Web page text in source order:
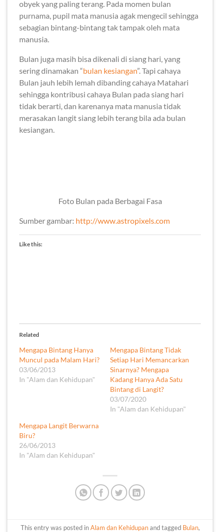
obyek yang paling terang. Pada momen bulan
purnama, pupil mata manusia agak mengecil sehingga
sebagian bintang-bintang tak tampak oleh mata
manusia.
Bulan juga masih bisa dikenali di siang hari, yang
sering dinamakan “bulan kesiangan”. Tapi cahaya
Bulan jauh lebih lemah dibanding cahaya Matahari
sehingga kontribusi cahaya Bulan pada siang hari
tidak berarti, dan karenanya mata manusia tidak
merasakan langit siang lebih terang bila ada bulan
kesiangan.
Foto Bulan pada Berbagai Fasa
Sumber gambar: http://www.astropixels.com
Like this:
Related
Mengapa Bintang Hanya
Muncul pada Malam Hari?
03/06/2013
In "Alam dan Kehidupan"
Mengapa Bintang Tidak
Setiap Hari Memancarkan
Sinarnya? Mengapa
Kadang Hanya Ada Satu
Bintang di Langit?
03/07/2020
In "Alam dan Kehidupan"
Mengapa Langit Berwarna
Biru?
26/06/2013
In "Alam dan Kehidupan"
This entry was posted inAlam dan Kehidupanand tagged Bulan,